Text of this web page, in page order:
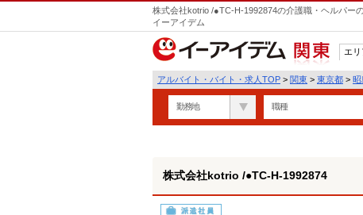
株式会社kotrio /●TC-H-1992874の介護職・ヘルパー
イーアイデム
関東
エ
アルバイト・バイト・求人TOP > 関東 > 東京都 > 昭
勤務地 職種
株式会社kotrio /●TC-H-1992874